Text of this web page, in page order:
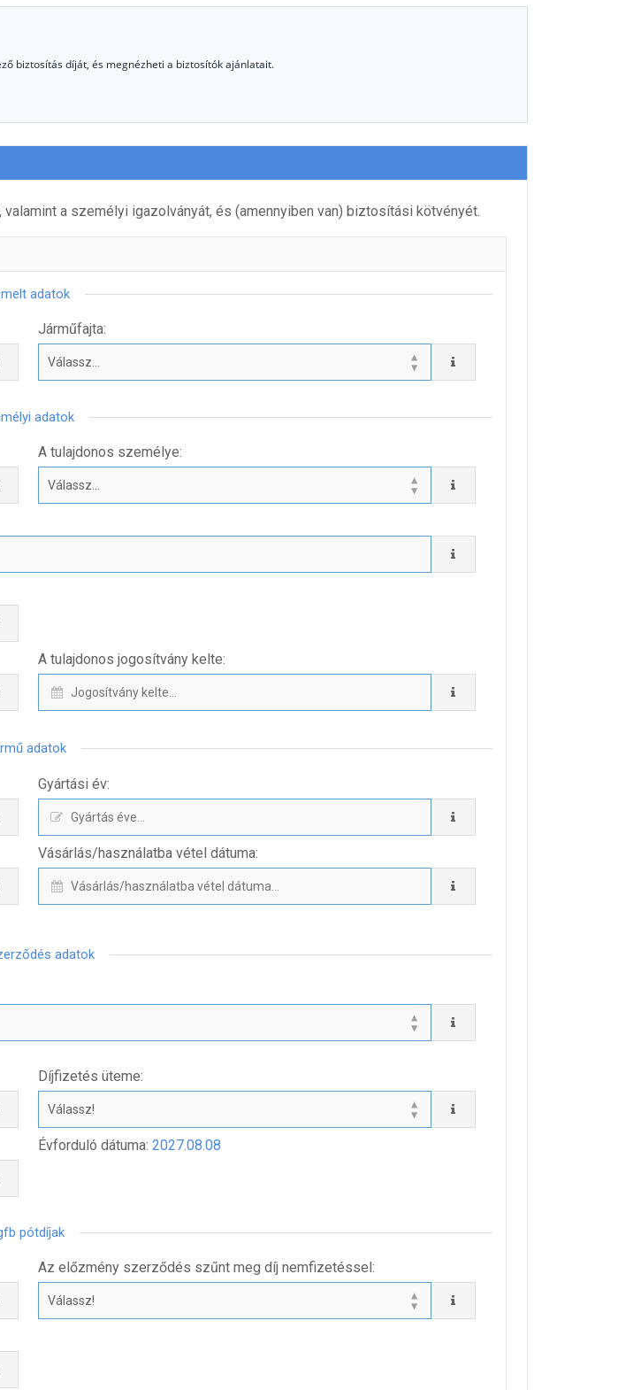
biztosítás díját, és megnézheti a biztosítók ajánlatait.